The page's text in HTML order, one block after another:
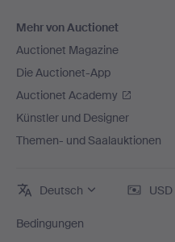
Mehr von Auctionet
Auctionet Magazine
Die Auctionet-App
Auctionet Academy
Künstler und Designer
Themen- und Saalauktionen
Deutsch USD
Bedingungen